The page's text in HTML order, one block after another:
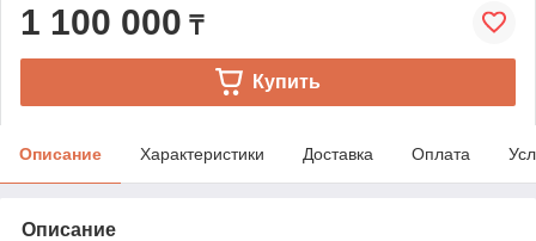
1 100 000 ₸
Купить
Описание Характеристики Доставка Оплата
Описание